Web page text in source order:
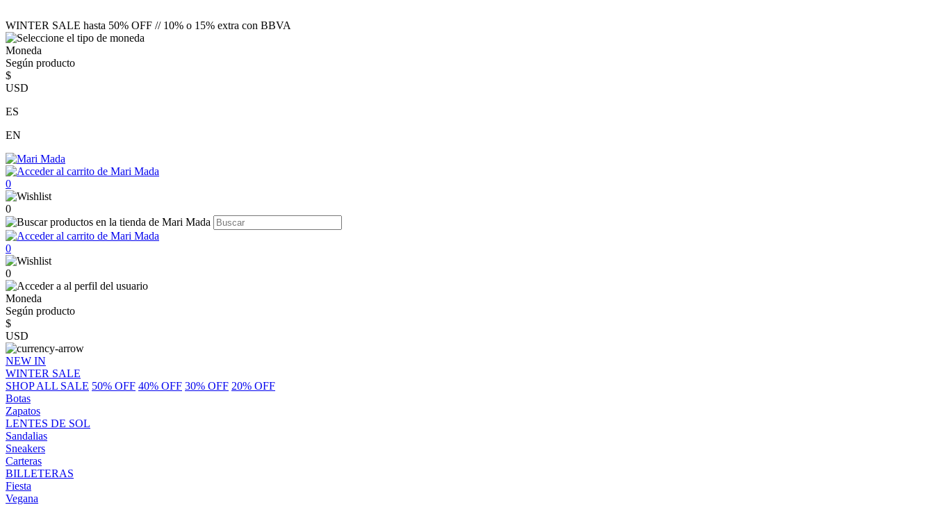
WINTER SALE hasta 50% OFF // 10% o 15% extra con BBVA
Moneda
Según producto
$
USD
ES
EN
0
0
0
0
Moneda
Según producto
$
USD
NEW IN
WINTER SALE
SHOP ALL SALE 50% OFF 40% OFF 30% OFF 20% OFF
Botas
Zapatos
LENTES DE SOL
Sandalias
Sneakers
Carteras
BILLETERAS
Fiesta
Vegana